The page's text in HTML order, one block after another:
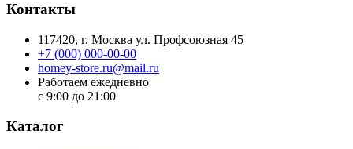
Контакты
117420, г. Москва ул. Профсоюзная 45
+7 (000) 000-00-00
homey-store.ru@mail.ru
Работаем ежедневно
с 9:00 до 21:00
Каталог